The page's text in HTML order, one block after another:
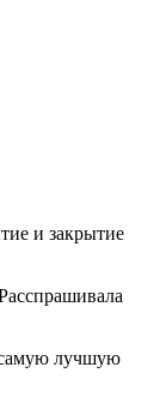
и закрытие
самую лучшую